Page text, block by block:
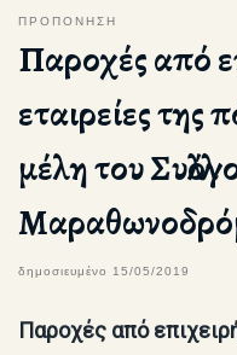
ΠΡΟΠΟΝΗΣΗ
Παροχές από
εταιρείες της
μέλη του
δημοσιευμένο 15/05/2019
Παροχές από